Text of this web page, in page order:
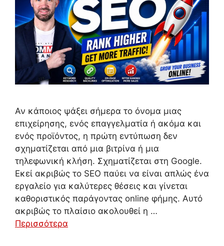
Αν κάποιος ψάξει σήμερα το όνομα μιας
επιχείρησης, ενός επαγγελματία ή ακόμα και
ενός προϊόντος, η πρώτη εντύπωση δεν
σχηματίζεται από μια βιτρίνα ή μια
τηλεφωνική κλήση. Σχηματίζεται στη Google.
Εκεί ακριβώς το SEO παύει να είναι απλώς ένα
εργαλείο για καλύτερες θέσεις και γίνεται
καθοριστικός παράγοντας online φήμης. Αυτό
ακριβώς το πλαίσιο ακολουθεί η …
Περισσότερα